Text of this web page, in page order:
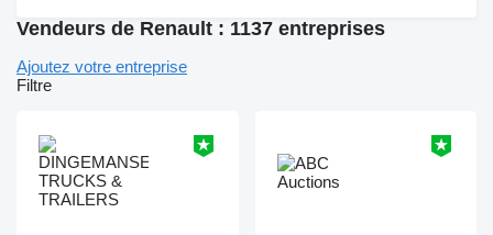
Vendeurs de Renault : 1137 entreprises
Ajoutez votre entreprise
Filtre